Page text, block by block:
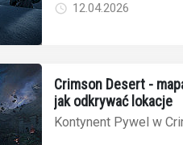
to obraz gry p...
12.04.2026
Crimson Desert -
jak odkrywać lokacje
Kontynent Pywel w